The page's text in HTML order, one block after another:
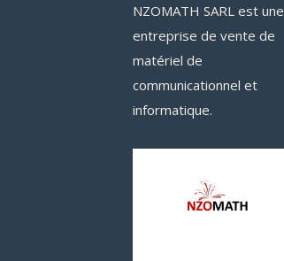
NZOMATH SARL est une
entreprise de vente de
matériel de
communicationnel et
informatique.